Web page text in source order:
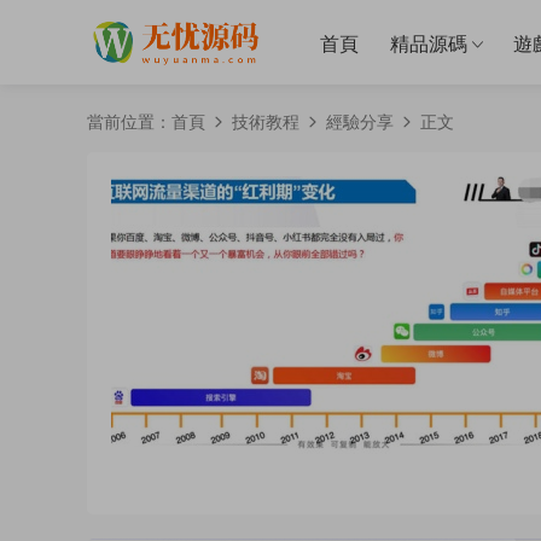
首頁 精品源碼 遊
當前位置： 首頁 技術教程 經驗分享 正文